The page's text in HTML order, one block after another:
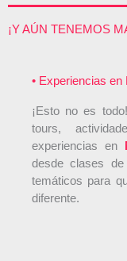
¡Y AÚN TENEMOS
• Experiencias
¡Esto no es
tours,
experiencias en
desde clases
temáticos para
diferente.